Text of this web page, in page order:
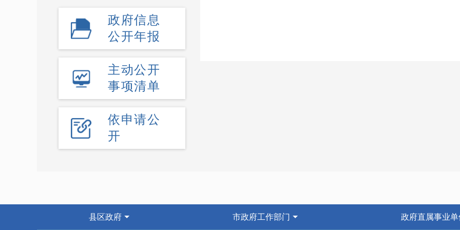
政府信息
公开年报
主动公开
事项清单
依申请公
开
县区政府 市政府工作部门 政府直属事业单